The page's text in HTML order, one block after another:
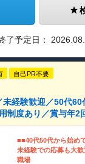
了予定日：
自己PR不要
経験歓迎／50代60
制度あり／賞与年2
■■40代50代から始め
未経験での応募も大
職場